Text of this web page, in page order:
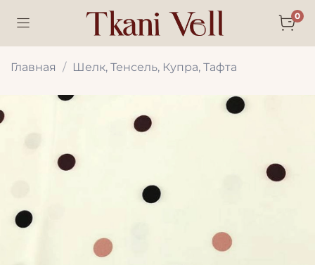
0
Главная Шелк, Тенсель, Купра, Тафта